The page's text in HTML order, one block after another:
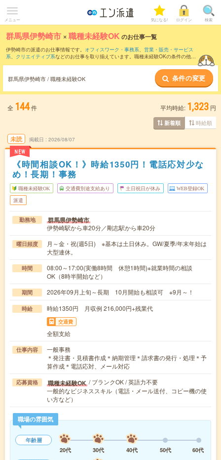
メニュー 気になる! ログイン 検索
群馬県伊勢崎市 ×職種未経験OK のお仕事一覧
伊勢崎市の派遣のお仕事情報です。 オフィスワーク・事務系、 営業・販売・サービス
系、 クリエイティブ系などのお仕事を取り揃えています。職種未経験OKの条件の他
群馬県伊勢崎市 / 職種未経験OK 条件の変更
全 144件 平均時給: 1,323 円
新着順 時給順
未読
NEW
掲載日 2026/08/07
《時間相談OK！》時給1350円！電話応対少な
め！長期！事務
職種未経験OK 交通費別途支給あり 土日祝日が休み WEB登録OK
派遣
勤務地 群馬県伊勢崎市
伊勢崎駅から車20分／剛志駅から車20分
曜日頻度
月～金・祝(週5日) ※基本は土日休み。GW/夏季/年末年始は
大型連休。
時間
08:00～17:00(実働8時間 休憩1時間)※就業時間の相談
OK（8時半開始など）
期間 2026年09月上旬～長期 10月開始も相談可 ※9月～！
時給 時給1350円 月収例 216,000円+残業代
交通費
全額支給
仕事内容
一般事務
＊発注書・見積書作成＊納期管理＊請求書の発行・処理＊予
算作成＊電話応対、メール対応
応募資格 職種未経験OK / ブランクOK / 英語力不要
一般的なビジネススキル（電話・メール送付、コピー機の使
い方など）
職場の雰囲気
年齢層
20代
30代 40代 50代
60代